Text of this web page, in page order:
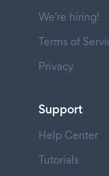
We're hiring!
Terms of
Privacy
Support
Help Center
Tutorials